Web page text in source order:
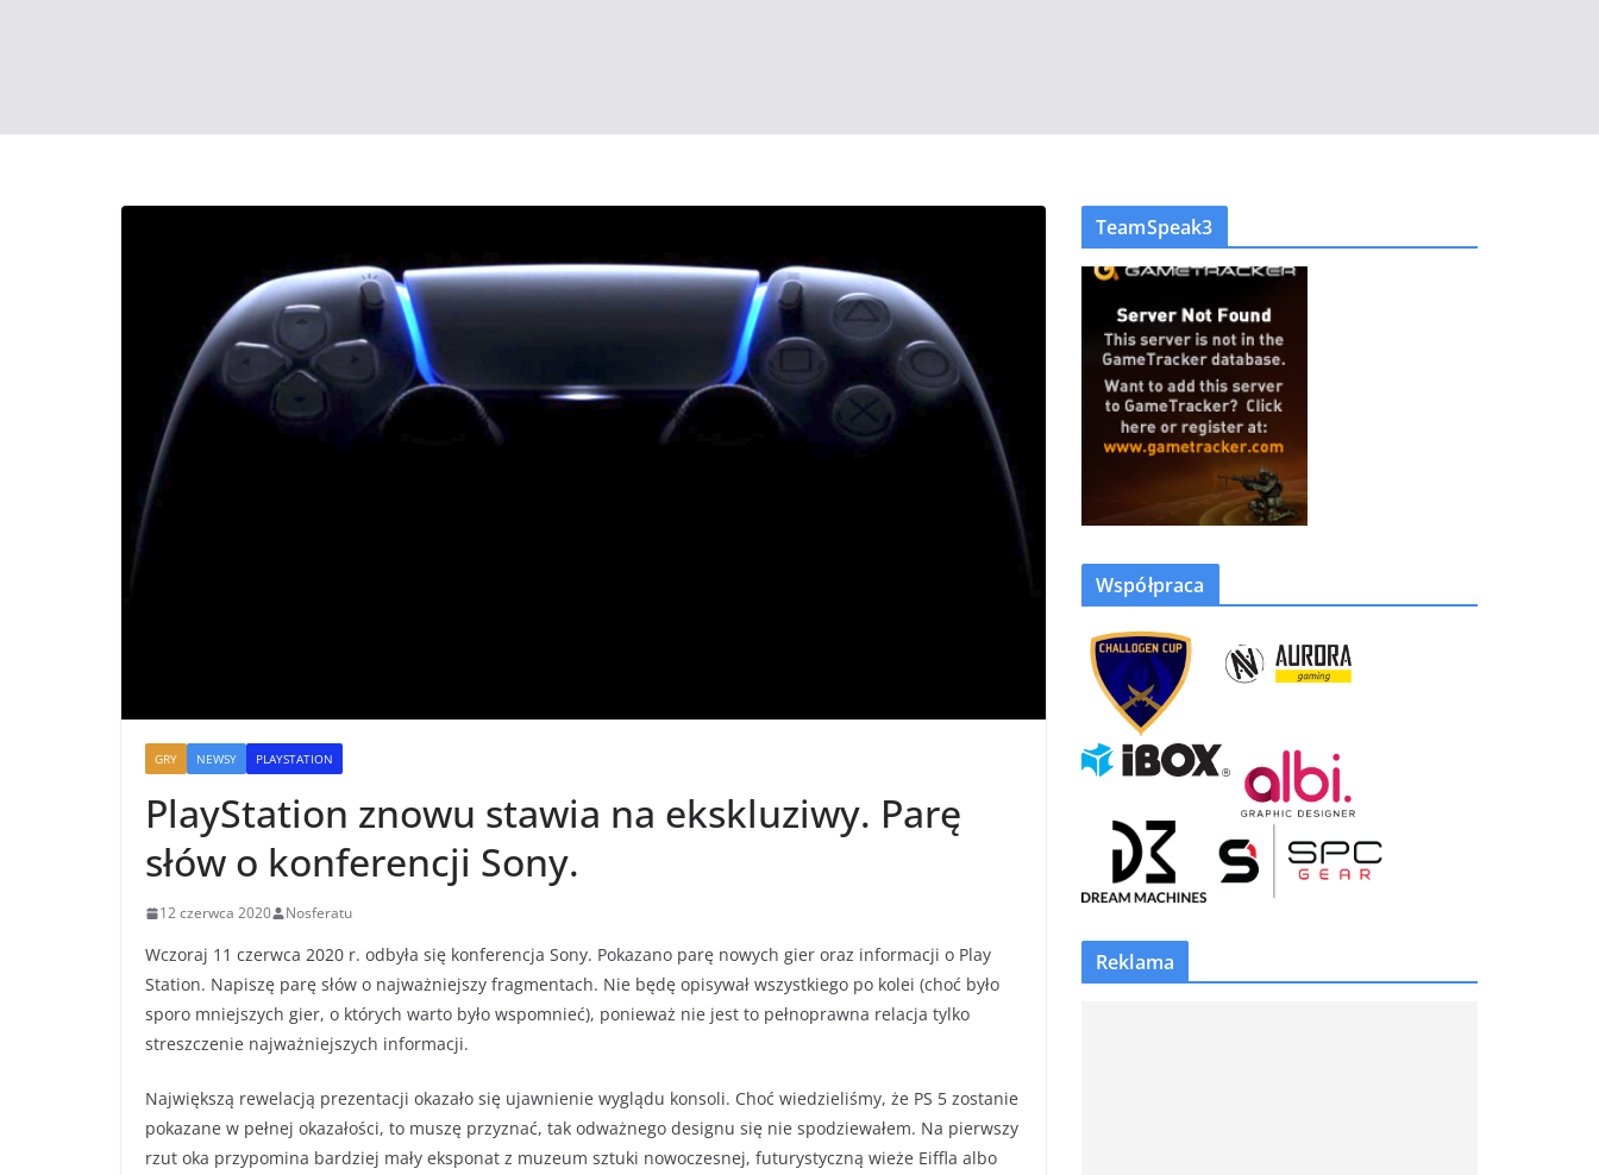
GRY NEWSY PLAYSTATION
PlayStation znowu stawia na ekskluziwy. Parę
słów o konferencji Sony.
12 czerwca 2020 Nosferatu
Wczoraj 11 czerwca 2020 r. odbyła się konferencja Sony. Pokazano parę nowych gier oraz informacji o Play
Station. Napiszę parę słów o najważniejszy fragmentach. Nie będę opisywał wszystkiego po kolei (choć było
sporo mniejszych gier, o których warto było wspomnieć), ponieważ nie jest to pełnoprawna relacja tylko
streszczenie najważniejszych informacji.
Największą rewelacją prezentacji okazało się ujawnienie wyglądu konsoli. Choć wiedzieliśmy, że PS 5 zostanie
pokazane w pełnej okazałości, to muszę przyznać, tak odważnego designu się nie spodziewałem. Na pierwszy
rzut oka przypomina bardziej mały eksponat z muzeum sztuki nowoczesnej, futurystyczną wieże Eiffla albo
TeamSpeak3
Współpraca
Reklama